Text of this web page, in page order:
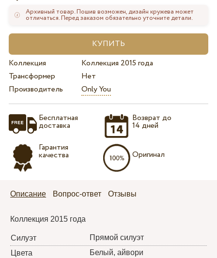
Архивный товар. Пошив возможен, дизайн кружева может
отличаться. Перед заказом обязательно уточните детали.
Коллекция
Коллекция 2015 года
Трансформер
Нет
Производитель
Only You
Бесплатная
доставка
Гарантия
качества
Возврат до
14 дней
Оригинал
Описание Вопрос-ответ Отзывы
Коллекция 2015 года
Силуэт
Прямой силуэт
Цвета
Белый, айвори